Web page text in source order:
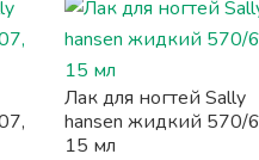
Лак для ногтей Sally
hansen жидкий 570/
15 мл